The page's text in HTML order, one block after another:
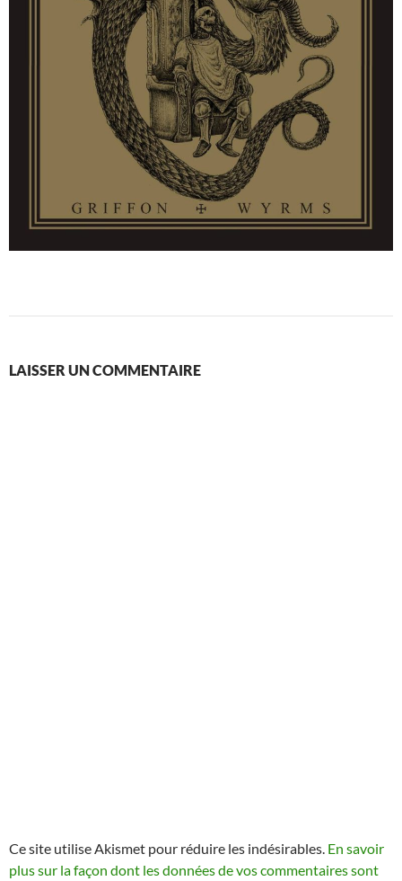
LAISSER UN COMMENTAIRE
Ce site utilise Akismet pour réduire les indésirables. En savoir
plus sur la façon dont les données de vos commentaires sont